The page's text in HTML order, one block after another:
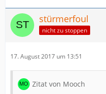
stürmerfoul
nicht zu stoppen
17. August 2017 um 13:51
Zitat von Mooch